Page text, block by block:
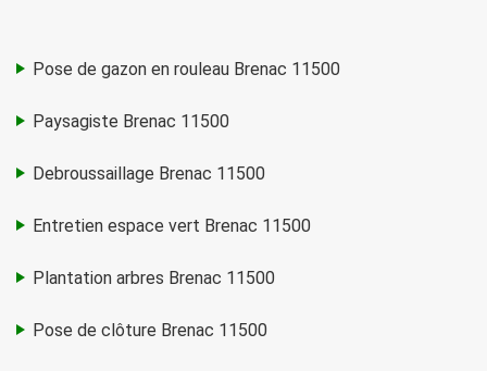
Pose de gazon en rouleau Brenac 11500
Paysagiste Brenac 11500
Debroussaillage Brenac 11500
Entretien espace vert Brenac 11500
Plantation arbres Brenac 11500
Pose de clôture Brenac 11500